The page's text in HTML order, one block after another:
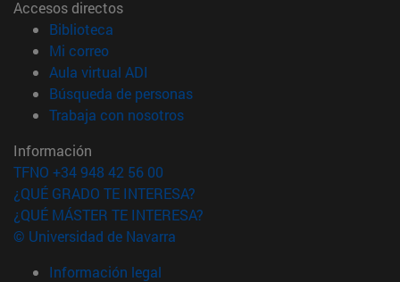
Accesos directos
Biblioteca
Mi correo(abre en nueva ventana)
Aula virtual ADI
Búsqueda de personas(abre en nueva ventana)
Trabaja con nosotros(abre en nueva ventana)
Información
TFNO +34 948 42 56 00
¿QUÉ GRADO TE INTERESA?
¿QUÉ MÁSTER TE INTERESA?
© Universidad de Navarra
Información legal